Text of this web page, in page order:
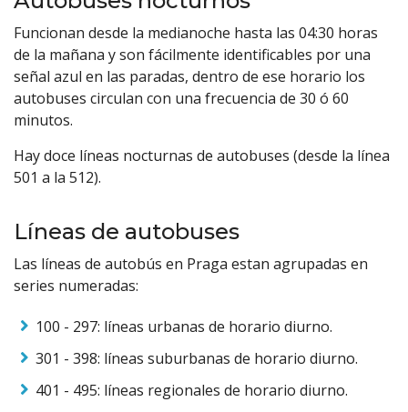
Funcionan desde la medianoche hasta las 04:30 horas
de la mañana y son fácilmente identificables por una
señal azul en las paradas, dentro de ese horario los
autobuses circulan con una frecuencia de 30 ó 60
minutos.
Hay doce líneas nocturnas de autobuses (desde la línea
501 a la 512).
Líneas de autobuses
Las líneas de autobús en Praga estan agrupadas en
series numeradas:
100 - 297: líneas urbanas de horario diurno.
301 - 398: líneas suburbanas de horario diurno.
401 - 495: líneas regionales de horario diurno.